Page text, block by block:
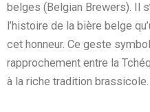
belges (Belgian Brewers). Il
l’histoire de la bière belge
cet honneur. Ce geste
rapprochement entre la
à la riche tradition brassicole.